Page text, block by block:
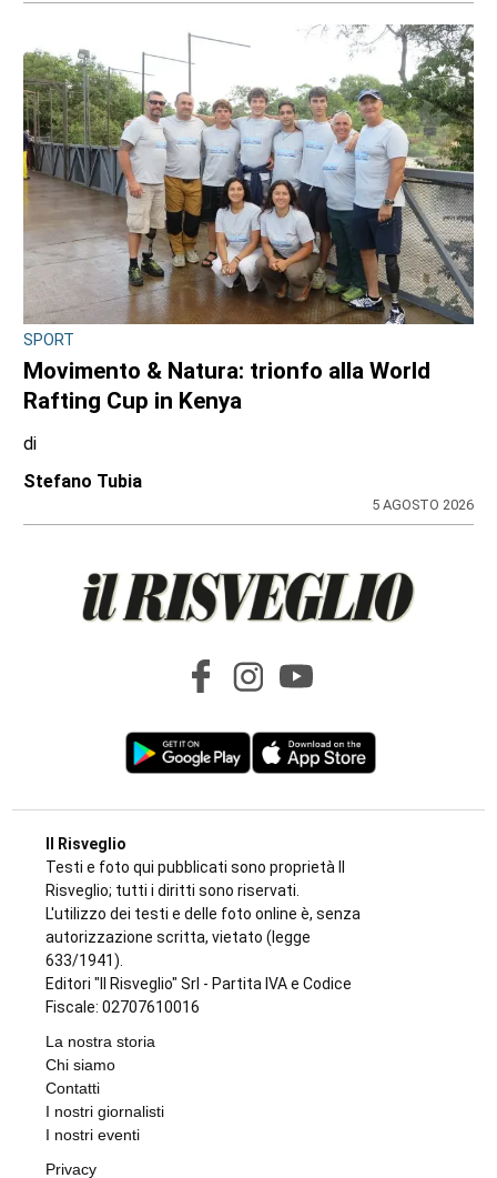
SPORT
Movimento & Natura: trionfo alla World
Rafting Cup in Kenya
di
Stefano Tubia
5 AGOSTO 2026
Il Risveglio
Testi e foto qui pubblicati sono proprietà Il
Risveglio; tutti i diritti sono riservati.
L'utilizzo dei testi e delle foto online è, senza
autorizzazione scritta, vietato (legge
633/1941).
Editori "Il Risveglio" Srl - Partita IVA e Codice
Fiscale: 02707610016
La nostra storia
Chi siamo
Contatti
I nostri giornalisti
I nostri eventi
Privacy